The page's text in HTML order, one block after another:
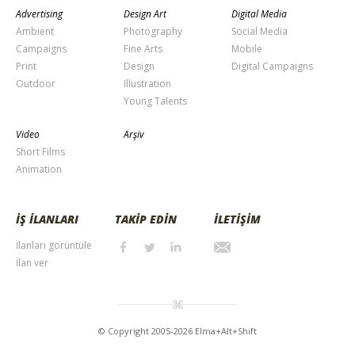
Advertising
Ambient
Campaigns
Print
Outdoor
Design Art
Photography
Fine Arts
Design
Illustration
Young Talents
Digital Media
Social Media
Mobile
Digital Campaigns
Video
Short Films
Animation
Arşiv
İŞ İLANLARI
İlanları görüntüle
İlan ver
TAKİP EDİN İLETİŞİM
© Copyright 2005-2026 Elma+Alt+Shift